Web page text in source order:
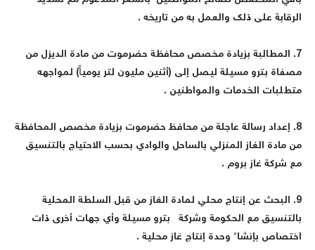
على ذلك والعمل به من تاريخه .
7. المطالبة بزيادة مخصص محافظة حضرموت من مادة الديزل من
بترو مسيلة ليصل إلى (أثنين مليون لتر يومياً) لمواجهه
الخدمات والمواطنين .
8. إعداد رسالة عاجلة من محافظ حضرموت بزيادة مخصص المحافظة
مادة الغاز المنزلي بالساحل والوادي بحسب الاحتياج بالتنسيق
شركة غاز بروم .
9. البحث عن إنتاج محلي لمادة الغاز من قبل السلطة المحلية
مع الحكومة وشركة بترو مسيلة وأي جهات أخرى ذات
بإنشاء وحدة إنتاج غاز محلية .